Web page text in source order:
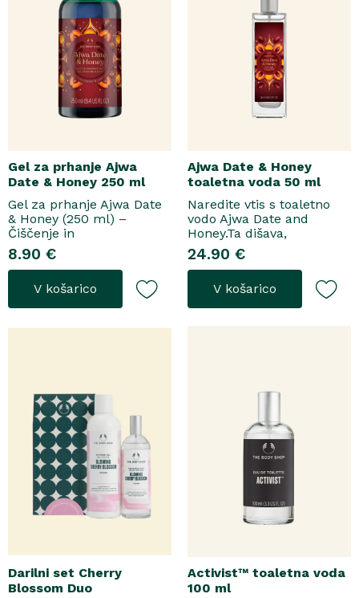
Gel za prhanje Ajwa
Date & Honey 250 ml
Gel za prhanje Ajwa Date
& Honey (250 ml) –
Čiščenje in
pomladitevSpremenite
svoje vsakodnevno
prhanje v razkošen
orientalski ritual z gelom
za prhanje Ajwa Date &
8.90 €
V košarico
Ajwa Date & Honey
toaletna voda 50 ml
Naredite vtis s toaletno
vodo Ajwa Date and
Honey.Ta dišava,
zasnovana tako za
razkošne priložnosti kot
za vsakodnevno nošenje,
se odpre z notami suhega
grozdja, labana in frezije,
24.90 €
V košarico
Darilni set Cherry
Blossom Duo
Activist™ toaletna voda
100 ml